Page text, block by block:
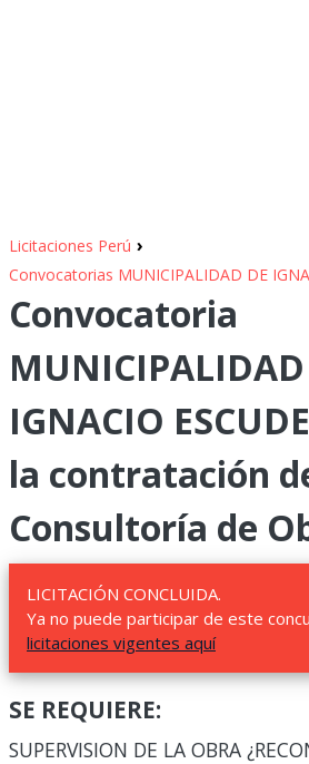
Licitaciones Perú ›
Convocatorias MUNICIPALIDAD DE
Convocatoria
MUNICIPALIDAD
IGNACIO
la contratación
Consultoría de
LICITACIÓN CONCLUIDA.
Ya no puede participar de este
licitaciones vigentes aquí
SE REQUIERE:
SUPERVISION DE LA OBRA